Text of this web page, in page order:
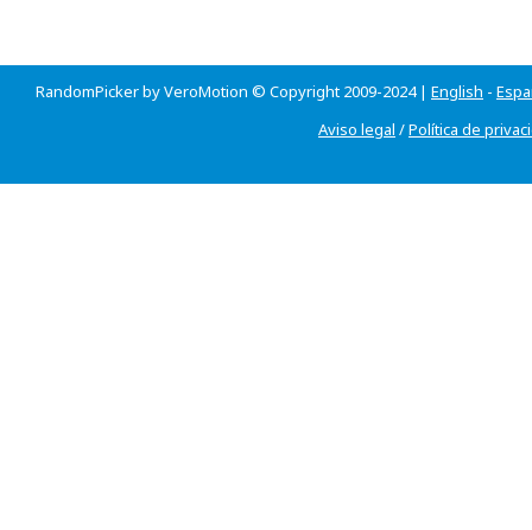
RandomPicker by VeroMotion © Copyright 2009-2024 | English -
Aviso legal /Política de